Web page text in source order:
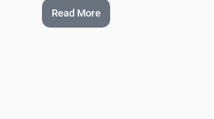
Read More